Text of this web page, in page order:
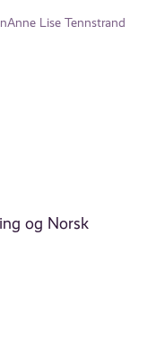
Anne Lise Tennstrand
og Norsk